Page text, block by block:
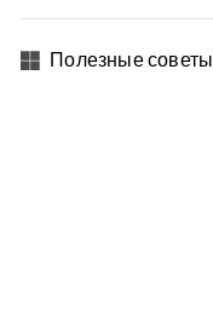
Полезные советы